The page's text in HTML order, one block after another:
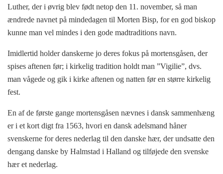
Luther, der i øvrig blev født netop den 11. november, så man
ændrede navnet på mindedagen til Morten Bisp, for en god biskop
kunne man vel mindes i den gode madtraditions navn.
Imidlertid holder danskerne jo deres fokus på mortensgåsen, der
spises aftenen før; i kirkelig tradition holdt man ”Vigilie”, dvs.
man vågede og gik i kirke aftenen og natten før en større kirkelig
fest.
En af de første gange mortensgåsen nævnes i dansk sammenhæng
er i et kort digt fra 1563, hvori en dansk adelsmand håner
svenskerne for deres nederlag til den danske hær, der undsatte den
dengang danske by Halmstad i Halland og tilføjede den svenske
hær et nederlag.